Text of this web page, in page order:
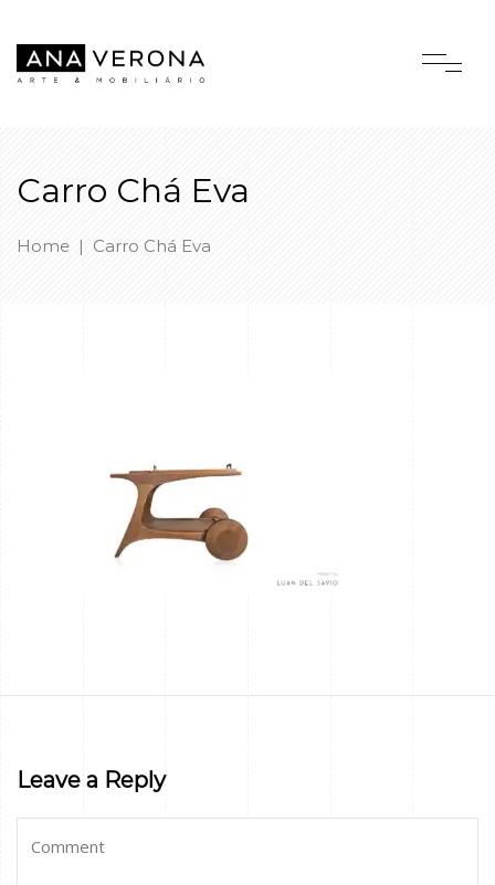
Carro Chá Eva
Home | Carro Chá Eva
Leave a Reply